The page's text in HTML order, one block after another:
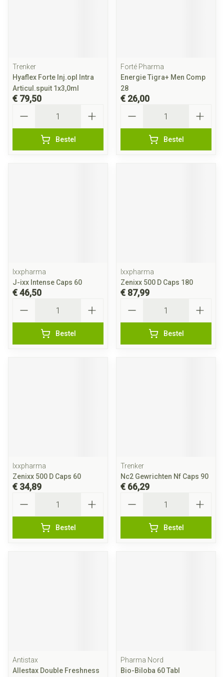
Trenker
Hyaflex Forte Inj.opl Intra
Articul.spuit 1x3,0ml
€ 79,50
Bestel
Forté Pharma
Energie Tigra+ Men Comp
28
€ 26,00
Bestel
Ixxpharma
J-ixx Intense Caps 60
€ 46,50
Bestel
Ixxpharma
Zenixx 500 D Caps 180
€ 87,99
Bestel
Ixxpharma
Zenixx 500 D Caps 60
€ 34,89
Bestel
Trenker
Nc2 Gewrichten Nf Caps 90
€ 66,29
Bestel
Antistax
Allestax Double Freshness
Pharma Nord
Bio-Biloba 60 Tabl